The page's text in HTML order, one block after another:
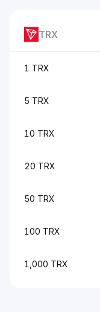
TRX
1 TRX
5 TRX
10 TRX
20 TRX
50 TRX
100 TRX
1,000 TRX